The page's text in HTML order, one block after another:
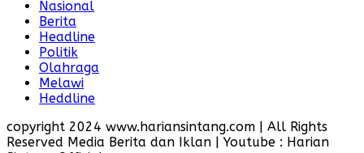
Nasional
Berita
Headline
Politik
Olahraga
Melawi
Heddline
copyright 2024 www.hariansintang.com | All Rights
Reserved Media Berita dan Iklan | Youtube : Harian